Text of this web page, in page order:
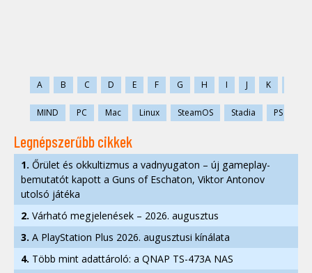
A B C D E F G H I J K
MIND PC Mac Linux SteamOS Stadia PS
Legnépszerűbb cikkek
1. Őrület és okkultizmus a vadnyugaton – új gameplay-
bemutatót kapott a Guns of Eschaton, Viktor Antonov
utolsó játéka
2. Várható megjelenések – 2026. augusztus
3. A PlayStation Plus 2026. augusztusi kínálata
4. Több mint adattároló: a QNAP TS-473A NAS